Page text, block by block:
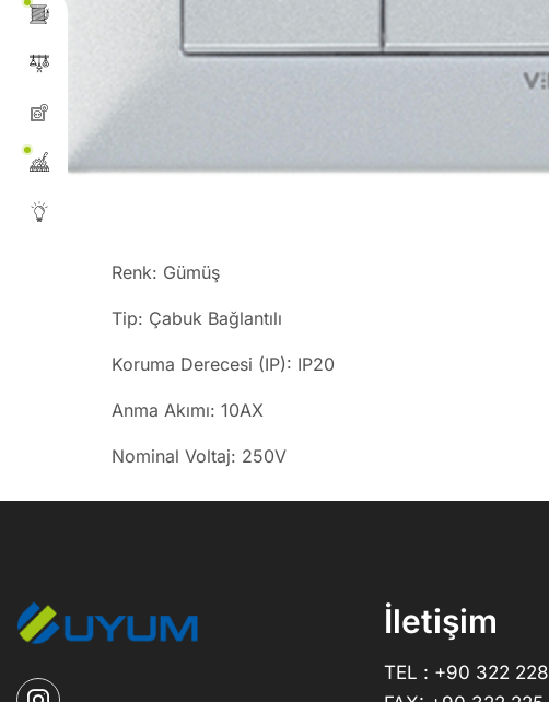
Renk: Gümüş
Tip: Çabuk Bağlantılı
Koruma Derecesi (IP): IP20
Anma Akımı: 10AX
Nominal Voltaj: 250V
İletişim
TEL : +90 322